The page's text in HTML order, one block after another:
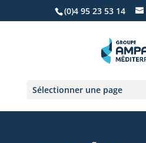
(0)4 95 23 53 14
Sélectionner une page